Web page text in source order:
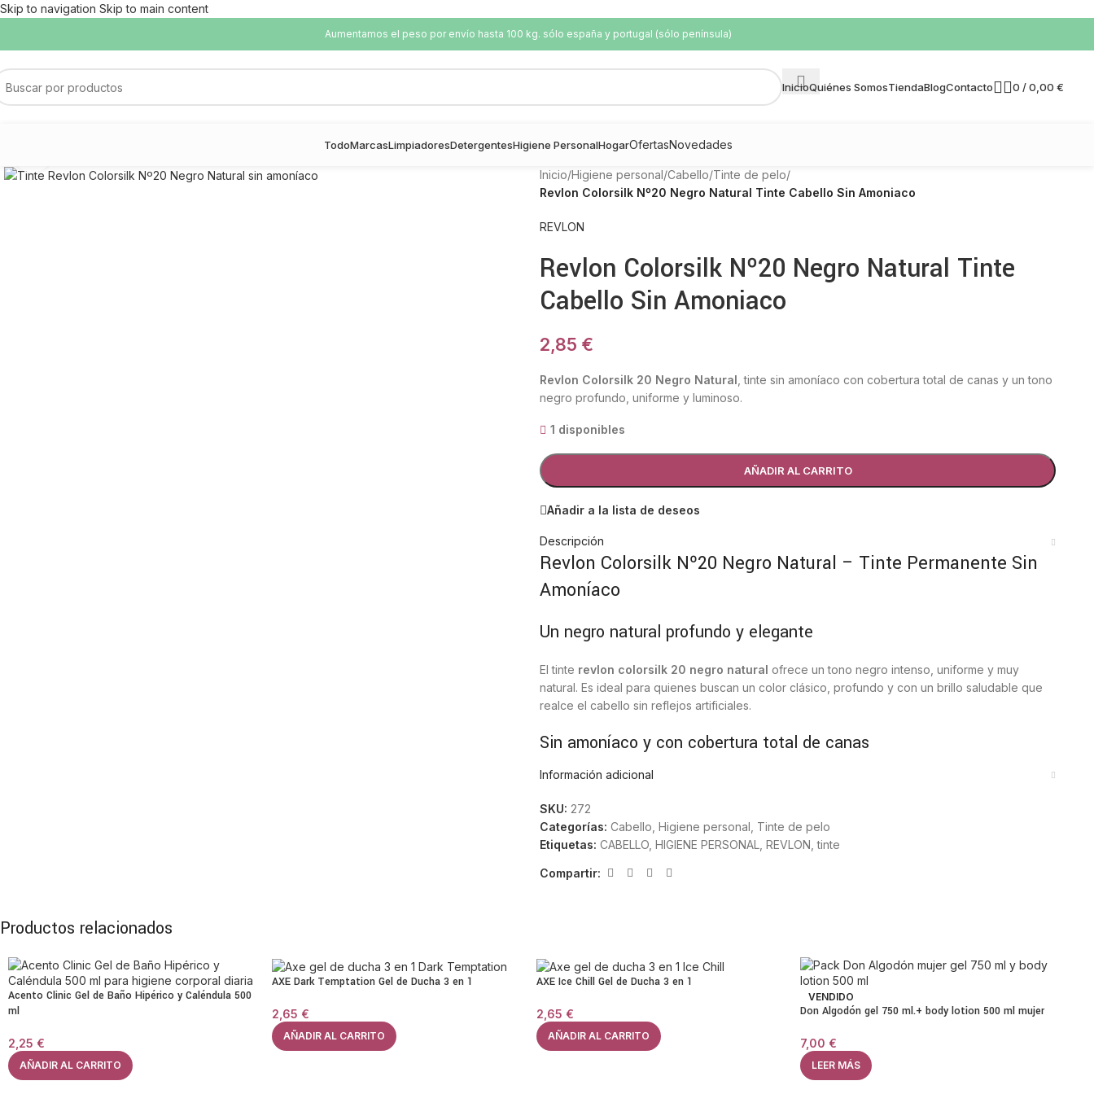
Skip to navigation Skip to main content
Aumentamos el peso por envío hasta 100 kg. sólo españa y portugal (sólo península)
InicioQuiénes SomosTiendaBlogContacto 0 /0,00 €
TodoMarcasLimpiadoresDetergentesHigiene PersonalHogarOfertasNovedades
Inicio/Higiene personal/Cabello/Tinte de pelo/
Revlon Colorsilk Nº20 Negro Natural Tinte Cabello Sin Amoniaco
REVLON
Revlon Colorsilk Nº20 Negro Natural Tinte
Cabello Sin Amoniaco
2,85 €
Revlon Colorsilk 20 Negro Natural , tinte sin amoníaco con cobertura total de canas y un tono
negro profundo, uniforme y luminoso.
1 disponibles
AÑADIR AL CARRITO
Añadir a la lista de deseos
Descripción
Revlon Colorsilk Nº20 Negro Natural – Tinte Permanente Sin
Amoníaco
Un negro natural profundo y elegante
El tinte revlon colorsilk 20 negro natural ofrece un tono negro intenso, uniforme y muy
natural. Es ideal para quienes buscan un color clásico, profundo y con un brillo saludable que
realce el cabello sin reflejos artificiales.
Sin amoníaco y con cobertura total de canas
Este tinte permanente no contiene amoníaco, lo que lo hace más suave con el cabello y el
acabado homogéneo desde la raíz hasta las puntas.
Fórmula enriquecida con keratina
Color duradero y multidimensional
Gracias a la tecnología Revlon 3D Color Gel, el color se mantiene vibrante, uniforme y
resistente al desgaste. El tono Negro Natural Nº20 conserva su intensidad incluso después
de varios lavados.
Aplicación sencilla y resultados profesionales
Información adicional
SKU: 272
Categorías: Cabello Higiene personal Tinte de pelo
Etiquetas: CABELLO HIGIENE PERSONAL REVLON tinte
Compartir:
Productos relacionados
Acento Clinic Gel de Baño Hipérico y Caléndula 500
ml
2,25 €
AÑADIR AL CARRITO
AXE Dark Temptation Gel de Ducha 3 en 1
2,65 €
AÑADIR AL CARRITO
AXE Ice Chill Gel de Ducha 3 en 1
2,65 €
AÑADIR AL CARRITO
VENDIDO
Don Algodón gel 750 ml.+ body lotion 500 ml mujer
7,00 €
LEER MÁS